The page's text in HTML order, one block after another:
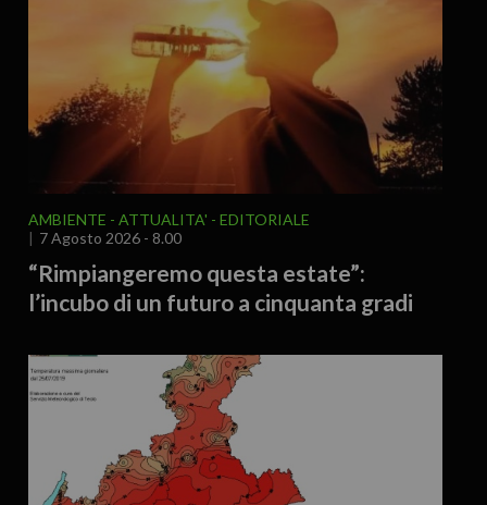
AMBIENTE ATTUALITA'
EDITORIALE
7 Agosto 2026 - 8.00
“Rimpiangeremo questa estate”:
l’incubo di un futuro a cinquanta gradi